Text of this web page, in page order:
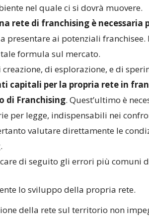
nel quale ci si dovrà muovere.
rete di franchising è necessaria
presentare ai potenziali
formula sul mercato.
di esplorazione, e di
capitali per la propria rete in
di Franchising. Quest’ultimo è
per legge, indispensabili nei
valutare direttamente le
di seguito gli errori più comuni
lo sviluppo della propria rete.
della rete sul territorio non